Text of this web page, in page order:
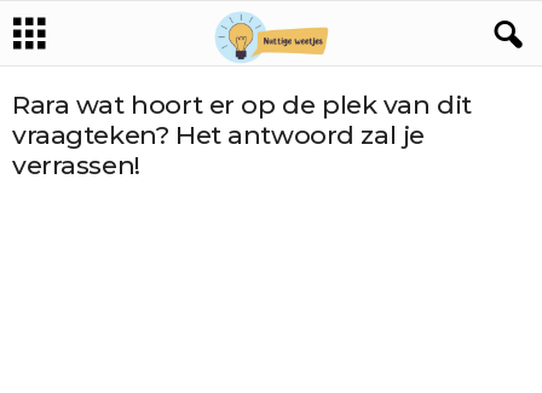
Rara wat hoort er op de plek van dit
vraagteken? Het antwoord zal je
verrassen!